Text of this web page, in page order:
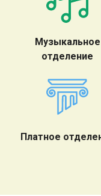
Музыкальное
отделение
Платное